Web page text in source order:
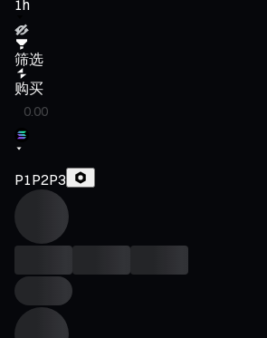
1h
筛选
购买
P1P2P3